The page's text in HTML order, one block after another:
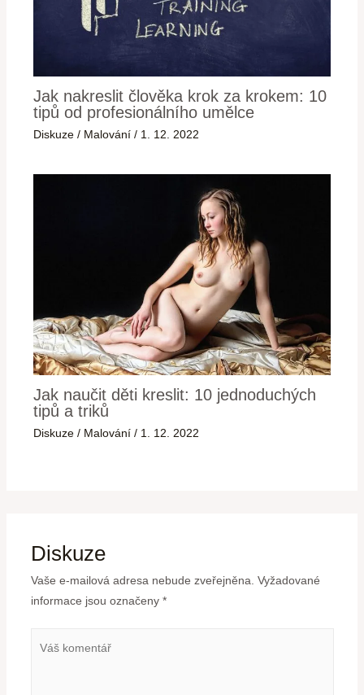
Jak nakreslit člověka krok za krokem: 10
tipů od profesionálního umělce
Diskuze / Malování / 1. 12. 2022
Jak naučit děti kreslit: 10 jednoduchých
tipů a triků
Diskuze / Malování / 1. 12. 2022
Diskuze
Vaše e-mailová adresa nebude zveřejněna. Vyžadované
informace jsou označeny *